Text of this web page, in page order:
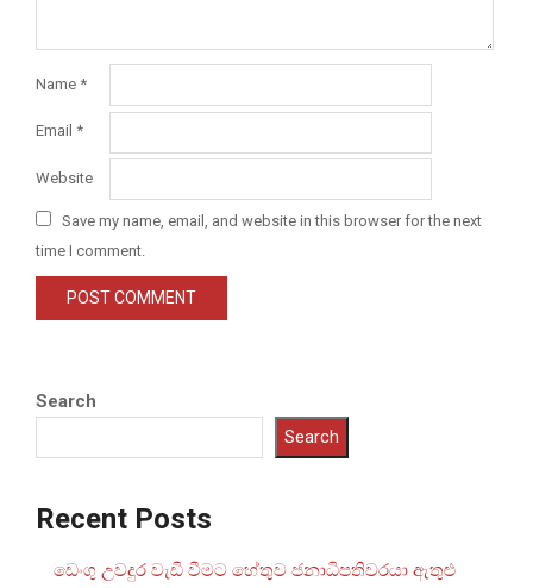
Name *
Email *
Website
Save my name, email, and website in this browser for the next
time I comment.
Search
Search
Recent Posts
ඩෙංගු උවදුර වැඩි වීමට හේතුව ජනාධිපතිවරයා ඇතුළු